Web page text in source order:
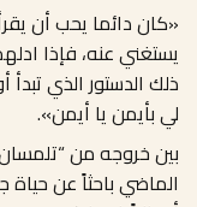
«كان دائما يحب أن
يستغني عنه، فإذا
ذلك الدستور الذي
لي بأيمن يا أيمن».
بين خروجه من
الماضي باحثاً عن